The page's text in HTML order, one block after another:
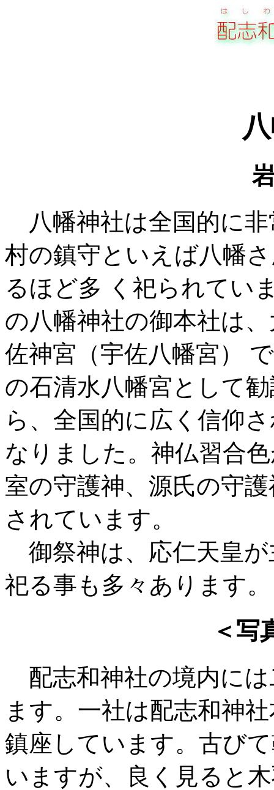
八幡神社は全国的に非
村の鎮守といえば八幡
るほど多 く祀られてい
の八幡神社の御本社は
佐神宮（宇佐八幡宮）
の石清水八幡宮として
ら、全国的に広く信仰
なりました。神仏習合
室の守護神、源氏の守
されています。
御祭神は、応仁天皇
祀る事も多々あります。
＜写
配志和神社の境内に
ます。一社は配志和神
鎮座しています。古び
いますが、良く見ると